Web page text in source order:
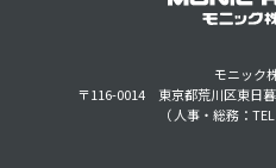
モニック
〒116-0014 東京都荒川区東日
（ 人事・総務：